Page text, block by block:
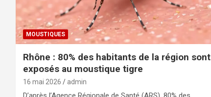
MOUSTIQUES
Rhône : 80% des habitants de la région sont
exposés au moustique tigre
16 mai 2026 admin